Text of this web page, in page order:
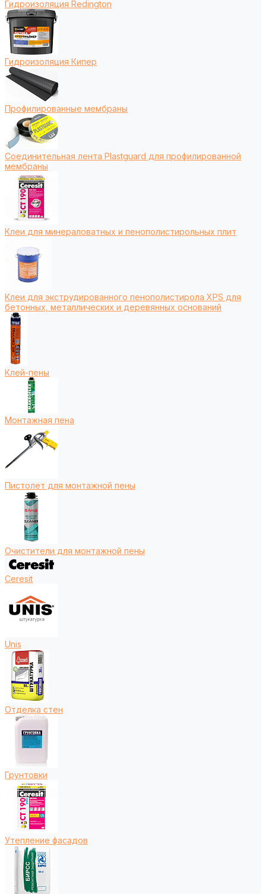
Гидроизоляция Redington
Гидроизоляция Кипер
Профилированные мембраны
Соединительная лента Plastguard для профилированной
мембраны
Клеи для минераловатных и пенополистирольных плит
Клеи для экструдированного пенополистирола XPS для
бетонных, металлических и деревянных оснований
Клей-пены
Монтажная пена
Пистолет для монтажной пены
Очистители для монтажной пены
Ceresit
Unis
Отделка стен
Грунтовки
Утепление фасадов